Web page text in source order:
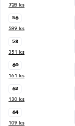
728 ks
56
589 ks
58
351 ks
60
161 ks
62
130 ks
64
109 ks